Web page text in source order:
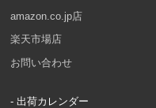
amazon.co.jp店
楽天市場店
お問い合わせ
- 出荷カレンダー